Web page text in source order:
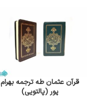
قرآن عثمان طه ترجمه بهرام
پور (پالتویی)